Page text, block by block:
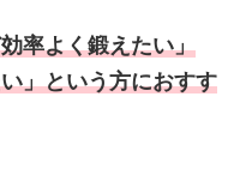
率よく鍛えたい」
」という方におすす